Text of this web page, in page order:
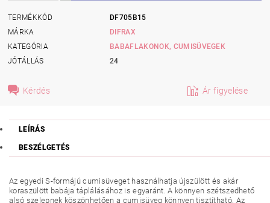
TERMÉKKÓD
DF705B15
MÁRKA
DIFRAX
KATEGÓRIA
BABAFLAKONOK, CUMISÜVEGEK
JÓTÁLLÁS
24
Kérdés Ár figyelése
LEÍRÁS
BESZÉLGETÉS
Az egyedi S-formájú cumisüveget használhatja újszülött és akár
koraszülött babája táplálásához is egyaránt. A könnyen szétszedhető
alsó szelepnek köszönhetően a cumisüveg könnyen tisztítható. Az